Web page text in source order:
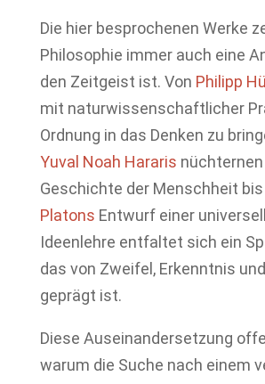
Die hier besprochenen Werke
Philosophie immer auch eine
den Zeitgeist ist. Von Philipp
mit naturwissenschaftlicher
Ordnung in das Denken zu
Yuval Noah Hararis
Geschichte der Menschheit bis
Platons Entwurf einer
Ideenlehre entfaltet sich ein
das von Zweifel, Erkenntnis
geprägt ist.
Diese Auseinandersetzung
warum die Suche nach einem